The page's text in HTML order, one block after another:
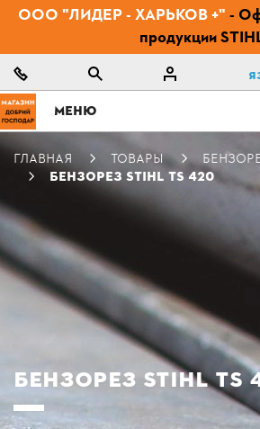
ООО "ЛИДЕР - ХАРЬКОВ +" -
продукции
МЕНЮ
ГЛАВНАЯ ТОВАРЫ
БЕНЗОРЕЗ STIHL TS 420
БЕНЗОРЕЗ STIHL TS